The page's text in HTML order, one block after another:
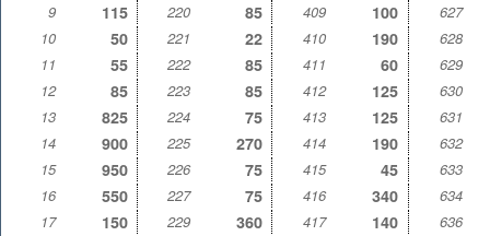
9
115 220 85 409 100
627
10
50 221 22 410 190
628
11
55 222 85 411 60
629
12
85 223 85 412 125
630
13
825 224 75 413 125
631
14
900 225 270 414 190
632
15
950 226 75 415 45
633
16
550 227 75 416 340
634
17
150 229 360 417 140
636